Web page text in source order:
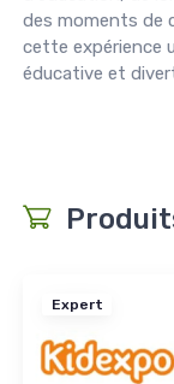
des moments de
cette expérience
éducative et
Expert